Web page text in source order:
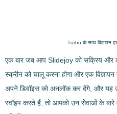
Turbo के साथ विज्ञापन
एक बार जब आप Slidejoy को सक्रिय और
स्क्रीन को चालू करना होगा और एक
अपने डिवॉइस को अनलॉक कर देंगे, और यह
स्वॉइप करते हैं, तो आपको उन सेवाओं के बारे में